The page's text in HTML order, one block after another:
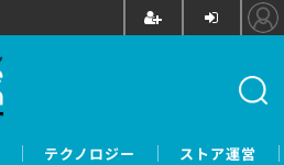
テクノロジー ストア運営